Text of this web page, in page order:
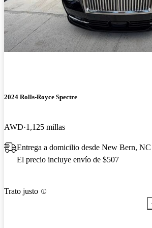
2024 Rolls-Royce Spectre
AWD 1,125 millas
Entrega a domicilio desde New Bern, NC
El precio incluye envío de $507
Trato justo